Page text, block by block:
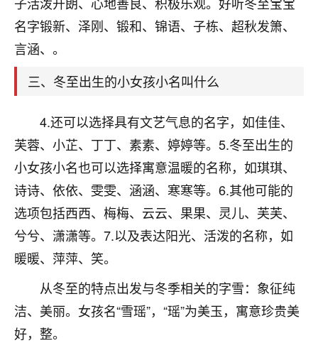
名字锻新、泽刚、锻和、锦语、子栋、超秋发箫、
言涵、。
三、冬至出生的小女孩小名叫什么
4.还可以选择具有文艺气息的名字，如佳佳、
芙蓉、小芷、丁丁、素素、婷婷等。5.冬至出生的
小女孩小名也可以选择寓意温暖的名称，如琪琪、
诗诗、依依、雯雯、涵涵、寒寒等。6.其他可能的
选项包括西西、梅梅、云云、果果、灵儿、芙芙、
兮兮、潇潇等。7.以及表达阳光、活泼的名称，如
暖暖、萍萍、笑。
从冬至的特点出发与冬季相关的字雪：象征纯
洁、美丽。女孩名“雪瑶”，“瑶”为美玉，寓意珍贵美
好，整。
哪样不服都不行！
平安是福：我也是每年找老师化太岁，看年
卦，认识老师3年了，都是缘分啊！
17分钟前 来自湖北
心若莲花
我是做餐饮的，这两年，生意屡屡受挫，店开一家关
一家，要么生意不好，生意好的就出事。前些年攒的
家底快败光了，真是倒霉！我也想找人看看到底怎么
回事？
鹿森：你可以找老师看看，人有时不服命不行
啊！
太阳当空赵
是我从找店开始都是找慧来老师跟进的，选
址、风水、还有开业日子，哪哪都看了，虽然
大环境不好，但是我家生意还可以，前几天又
刚找老师做了补财库，希望财运更好一点！